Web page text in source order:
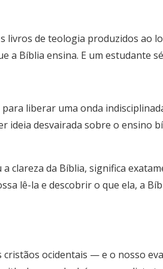
livros de teologia produzidos
a Bíblia ensina. E um estudante
para liberar uma onda
ideia desvairada sobre o ensino
clareza da Bíblia, significa
lê-la e descobrir o que ela, a
cristãos ocidentais — e o nosso